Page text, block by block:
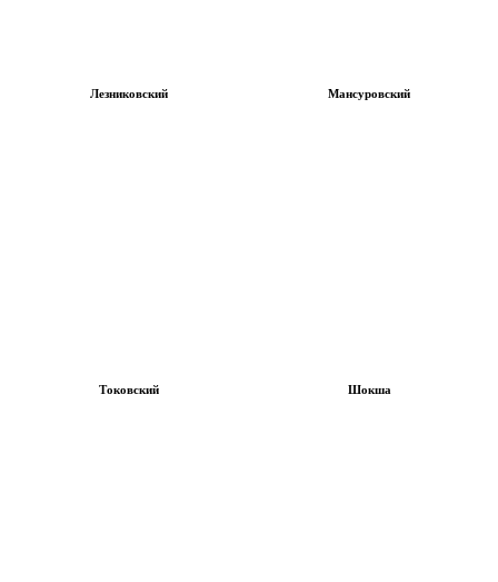
Лезниковский Мансуровский
Токовский Шокша